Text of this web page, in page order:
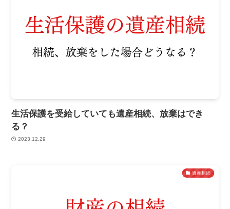
生活保護を受給していても遺産相続、放棄はでき
る？
2023.12.29
遺産相続